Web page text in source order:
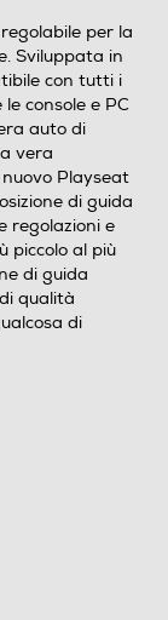
nera di alta
confort
facile
auto di
vera
per la
Sviluppata in
con tutti i
console e PC
auto di
vera
Playseat
di guida
regolazioni e
piccolo al più
di guida
qualità
di